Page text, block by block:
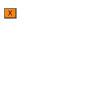
Scroll
X